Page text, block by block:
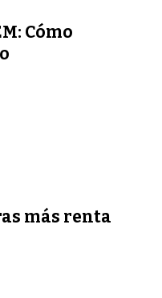
Cómo
más renta